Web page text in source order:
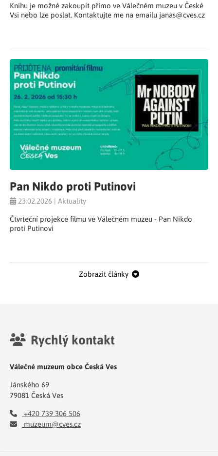
Knihu je možné zakoupit přímo ve Válečném muzeu v České
Vsi nebo lze poslat. Kontaktujte me na emailu janas@cves.cz
Pan Nikdo proti Putinovi
23.02.2026 | Aktuality
Čtvrteční projekce filmu ve Válečném muzeu - Pan Nikdo
proti Putinovi
Zobrazit články
Rychlý kontakt
Válečné muzeum obce Česká Ves
Jánského 69
79081 Česká Ves
+420 739 306 506
muzeum@cves.cz